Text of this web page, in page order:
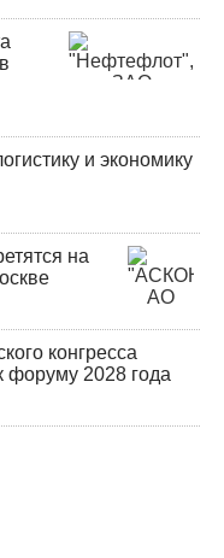
и экономику
на
конгресса
форуму 2028 года